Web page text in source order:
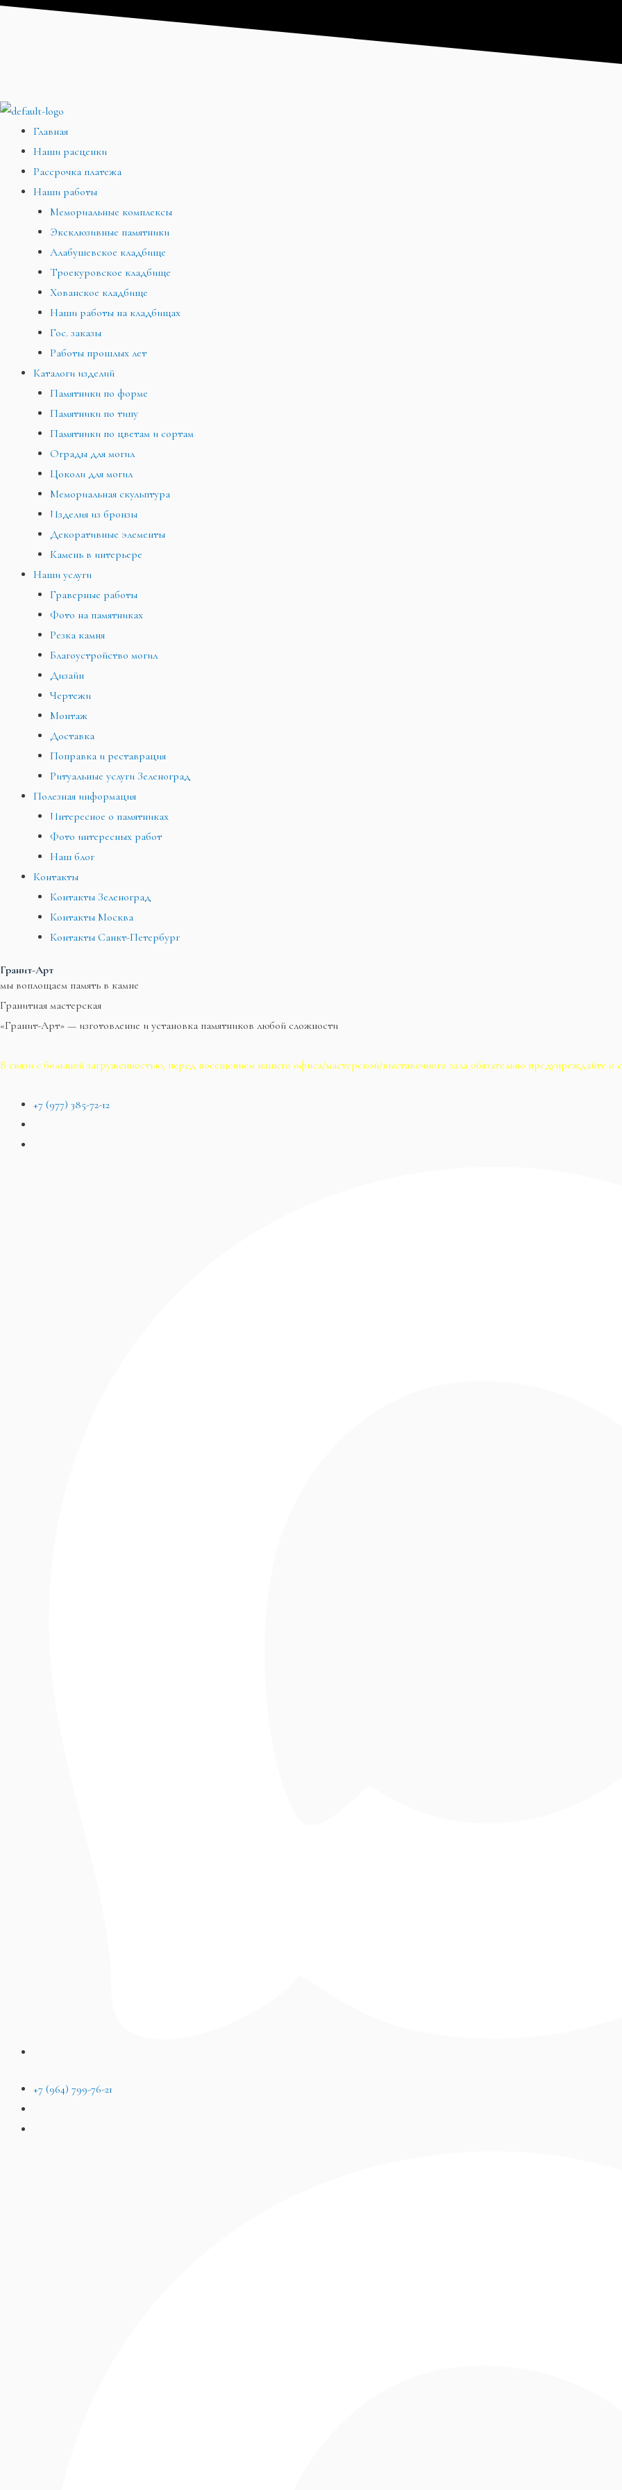
Перейти
Меню
Главная
Наши расценки
Рассрочка платежа
Наши работы
Мемориальные комплексы
Эксклюзивные памятники
Алабушевское кладбище
Троекуровское кладбище
Хованское кладбище
Наши работы на кладбищах
Гос. заказы
Работы прошлых лет
Каталоги изделий
Памятники по форме
Памятники по типу
Памятники по цветам и сортам
Ограды для могил
Цоколи для могил
Мемориальная скульптура
Изделия из бронзы
Декоративные элементы
Камень в интерьере
Наши услуги
Граверные работы
Фото на памятниках
Резка камня
Благоустройство могил
Дизайн
Чертежи
Монтаж
Доставка
Поправка и реставрация
Ритуальные услуги Зеленоград
Полезная информация
Интересное о памятниках
Фото интересных работ
Наш блог
Контакты
Контакты Зеленоград
Контакты Москва
Контакты Санкт-Петербург
Гранит-Арт
мы воплощаем память в камне
Гранитная мастерская
«Гранит-Арт» — изготовление и установка памятников любой сложности
В связи с большой загруженностью, перед посещением нашего офиса/мастерской/выставочного зала обязательно предупреждайте о
+7 (977) 385-72-12
+7 (964) 799-76-21
Меню
Меню